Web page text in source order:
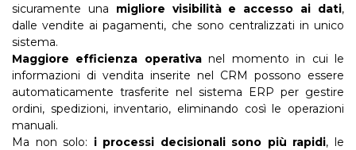
sicuramente una migliore visibilità e accesso ai dati,
dalle vendite ai pagamenti, che sono centralizzati in unico
sistema.
Maggiore efficienza operativanel momento in cui le
informazioni di vendita inserite nel CRM possono essere
automaticamente trasferite nel sistema ERP per gestire
ordini, spedizioni, inventario, eliminando così le operazioni
manuali.
Ma non solo: i processi decisionali sono più rapidi, le